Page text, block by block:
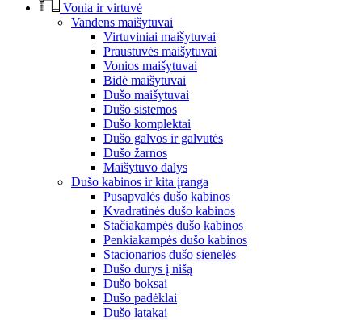
Vonia ir virtuvė
Vandens maišytuvai
Virtuviniai maišytuvai
Praustuvės maišytuvai
Vonios maišytuvai
Bidė maišytuvai
Dušo maišytuvai
Dušo sistemos
Dušo komplektai
Dušo galvos ir galvutės
Dušo žarnos
Maišytuvo dalys
Dušo kabinos ir kita įranga
Pusapvalės dušo kabinos
Kvadratinės dušo kabinos
Stačiakampės dušo kabinos
Penkiakampės dušo kabinos
Stacionarios dušo sienelės
Dušo durys į nišą
Dušo boksai
Dušo padėklai
Dušo latakai